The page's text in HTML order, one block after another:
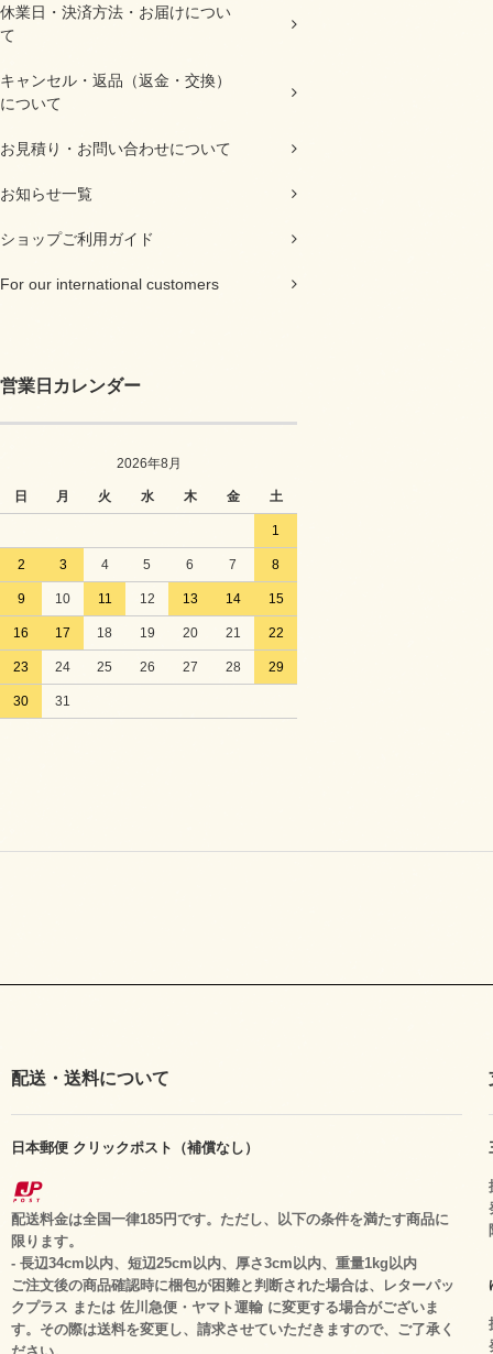
休業日・決済方法・お届けについ
て
キャンセル・返品（返金・交換）
について
お見積り・お問い合わせについて
お知らせ一覧
ショップご利用ガイド
For our international customers
営業日カレンダー
2026年8月
日 月 火 水 木 金 土
1
2 3 4 5 6 7 8
9 10 11 12 13 14 15
16 17 18 19 20 21 22
23 24 25 26 27 28 29
30 31
配送・送料について
日本郵便 クリックポスト（補償なし）
配送料金は全国一律185円です。ただし、以下の条件を満たす商品に
限ります。
- 長辺34cm以内、短辺25cm以内、厚さ3cm以内、重量1kg以内
ご注文後の商品確認時に梱包が困難と判断された場合は、レターパッ
クプラス または 佐川急便・ヤマト運輸 に変更する場合がございま
す。その際は送料を変更し、請求させていただきますので、ご了承く